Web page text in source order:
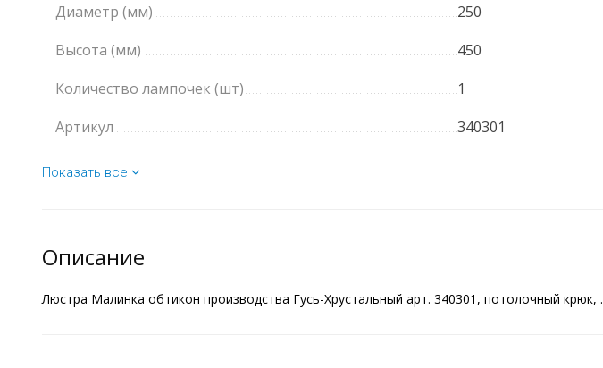
Диаметр (мм)
250
Высота (мм)
450
Количество лампочек (шт)
1
Артикул
340301
Показать все
Описание
Люстра Малинка обтикон производства Гусь-Хрустальный арт. 340301, потолочный крюк, .